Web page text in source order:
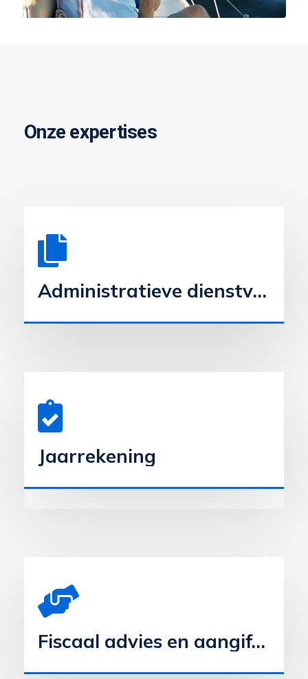
Onze expertises
Administratieve dienstverlening
Jaarrekening
Fiscaal advies en aangiften